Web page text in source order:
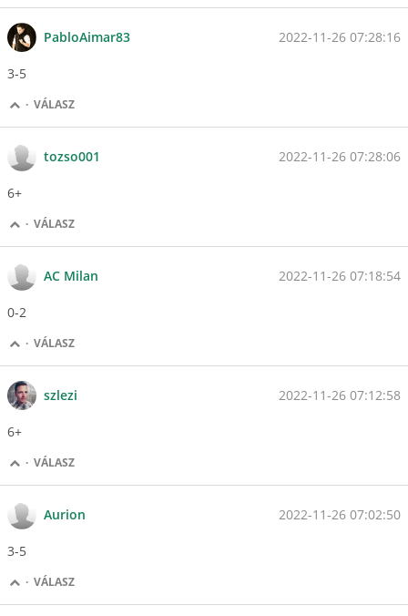
PabloAimar83 2022-11-26 07:28:16
3-5
· VÁLASZ
tozso001 2022-11-26 07:28:06
6+
· VÁLASZ
AC Milan 2022-11-26 07:18:54
0-2
· VÁLASZ
szlezi 2022-11-26 07:12:58
6+
· VÁLASZ
Aurion 2022-11-26 07:02:50
3-5
· VÁLASZ